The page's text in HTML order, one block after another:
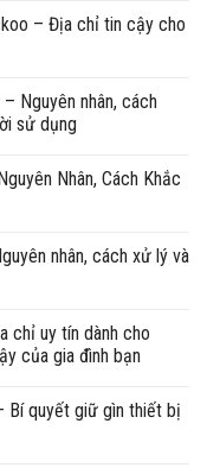
– Địa chỉ tin cậy cho
Nguyên nhân, cách
sử dụng
Nhân, Cách Khắc
nhân, cách xử lý và
chỉ uy tín dành cho
của gia đình bạn
Bí quyết giữ gìn thiết bị